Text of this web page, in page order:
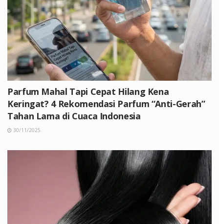
Parfum Mahal Tapi Cepat Hilang Kena
Keringat? 4 Rekomendasi Parfum “Anti-Gerah”
Tahan Lama di Cuaca Indonesia
30/11/2025